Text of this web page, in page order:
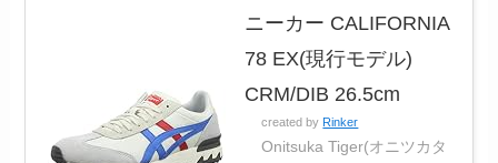
ニーカー CALIFORNIA
78 EX(現行モデル)
CRM/DIB 26.5cm
created by Rinker
Onitsuka Tiger(オニツカタ